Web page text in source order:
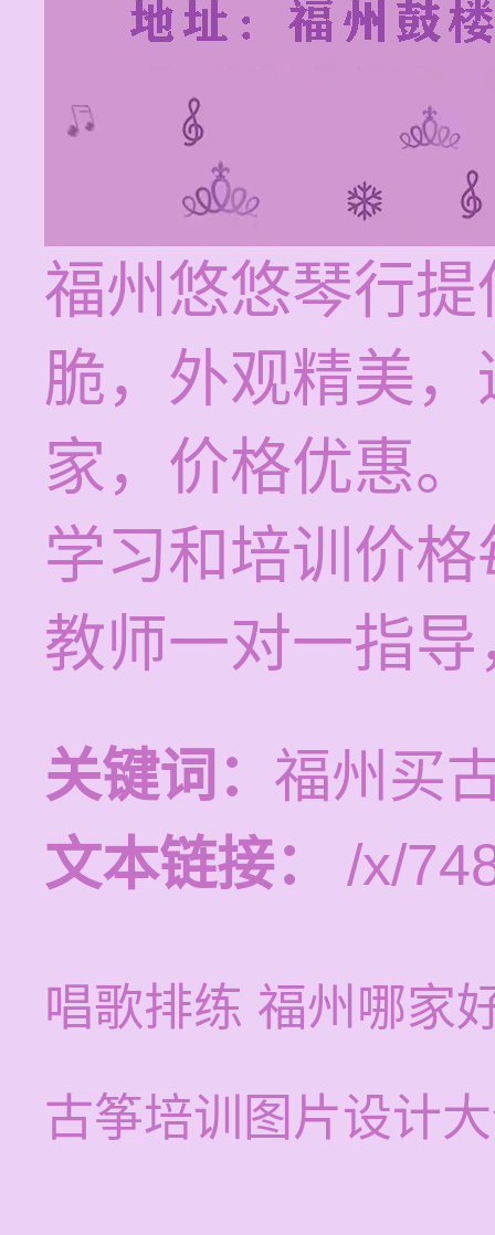
福州悠悠琴行
脆，外观精美
家，价格优惠。
学习和培训价
教师一对一指
关键词： 福州买
文本链接：
/x/
唱歌排练 福州哪家
古筝培训图片设计